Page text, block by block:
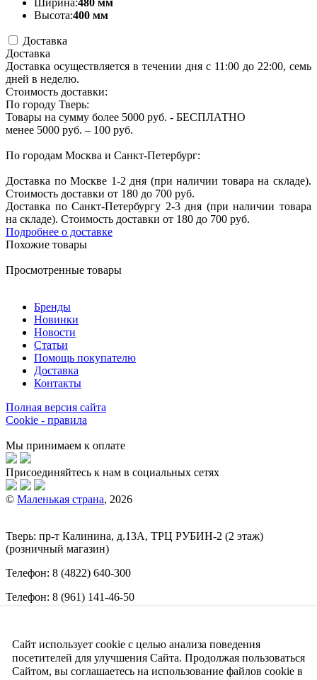
Высота:400 мм
Доставка
Доставка
Доставка осуществляется в течении дня с 11:00 до 22:00, семь
дней в неделю.
Стоимость доставки:
По городу Тверь:
Товары на сумму более 5000 руб. - БЕСПЛАТНО
менее 5000 руб. – 100 руб.
По городам Москва и Санкт-Петербург:
Доставка по Москве 1-2 дня (при наличии товара на складе).
Стоимость доставки от 180 до 700 руб.
Доставка по Санкт-Петербургу 2-3 дня (при наличии товара
на складе). Стоимость доставки от 180 до 700 руб.
Подробнее о доставке
Похожие товары
Просмотренные товары
Бренды
Новинки
Новости
Статьи
Помощь покупателю
Доставка
Контакты
Полная версия сайта
Cookie - правила
Мы принимаем к оплате
Присоединяйтесь к нам в социальных сетях
© Маленькая страна, 2026
Тверь: пр-т Калинина, д.13А, ТРЦ РУБИН-2 (2 этаж)
(розничный магазин)
Телефон: 8 (4822) 640-300
Телефон: 8 (961) 141-46-50
Обращаем ваше внимание на то, что вся информация
(включая цены) на этом интернет-сайте носит исключительно
информационный характер и ни при каких условиях не
Сайт использует cookie с целью анализа поведения
посетителей для улучшения Сайта. Продолжая пользоваться
Сайтом, вы соглашаетесь на использование файлов cookie в